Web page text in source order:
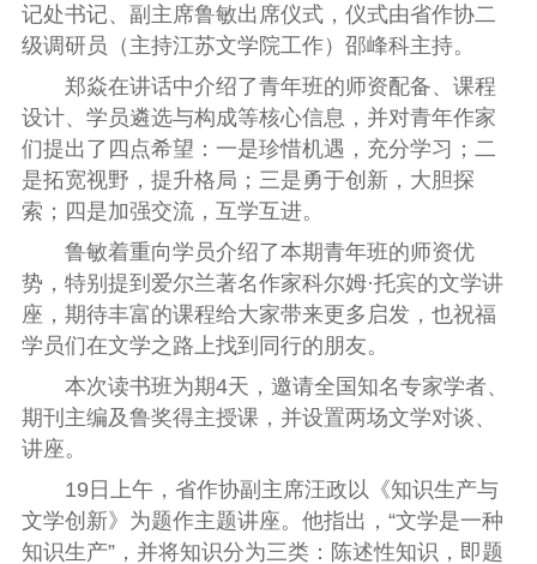
记处书记、副主席鲁敏出席仪式，仪式由省作协二
级调研员（主持江苏文学院工作）邵峰科主持。
郑焱在讲话中介绍了青年班的师资配备、课程
设计、学员遴选与构成等核心信息，并对青年作家
们提出了四点希望：一是珍惜机遇，充分学习；二
是拓宽视野，提升格局 ； 三是勇于创新，大胆探
索 ； 四是加强交流，互学互进。
鲁敏着重向学员介绍了本期青年班的师资优
势，特别提到爱尔兰著名作家科尔姆·托宾的文学讲
座，期待丰富的课程给大家带来更多启发，也祝福
学员们在文学之路上找到同行的朋友。
本次读书班为期4天，邀请全国知名专家学者、
期刊主编及鲁奖得主授课，并设置两场文学对谈、
讲座。
19日上午，省作协副主席汪政以《知识生产与
文学创新》为题作主题讲座。他指出，“文学是一种
知识生产”，并将知识分为三类： 陈述性知识 ，即题